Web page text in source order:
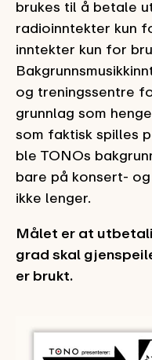
brukes til å betale
radioinntekter kun
inntekter kun for
og treningssentre
grunnlag som
som faktisk spilles
ble TONOs
bare på konsert-
ikke lenger.
Målet er at
grad skal
er brukt.